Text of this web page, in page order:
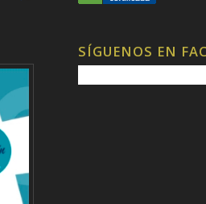
SÍGUENOS EN